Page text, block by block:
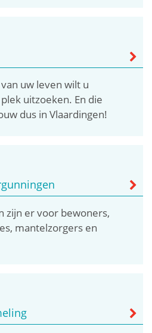
uw leven wilt u
uitzoeken. En die
dus in Vlaardingen!
zijn er voor bewoners,
mantelzorgers en